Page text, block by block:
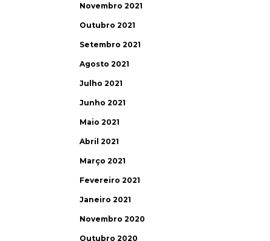
Novembro 2021
Outubro 2021
Setembro 2021
Agosto 2021
Julho 2021
Junho 2021
Maio 2021
Abril 2021
Março 2021
Fevereiro 2021
Janeiro 2021
Novembro 2020
Outubro 2020